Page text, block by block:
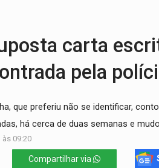
carta
pela
que preferiu não se identificar,
há cerca de duas semanas e
às 09:20
Compartilhar via